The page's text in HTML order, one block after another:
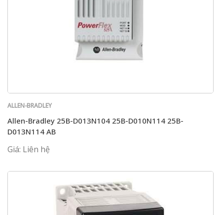
ALLEN-BRADLEY
Allen-Bradley 25B-D013N104 25B-D010N114 25B-
D013N114 AB
Giá: Liên hệ